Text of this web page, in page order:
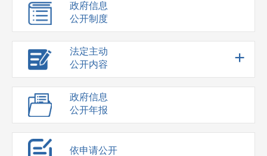
政府信息
公开制度
法定主动
公开内容
+
政府信息
公开年报
依申请公开